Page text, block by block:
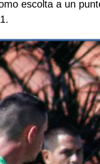
escolta a un